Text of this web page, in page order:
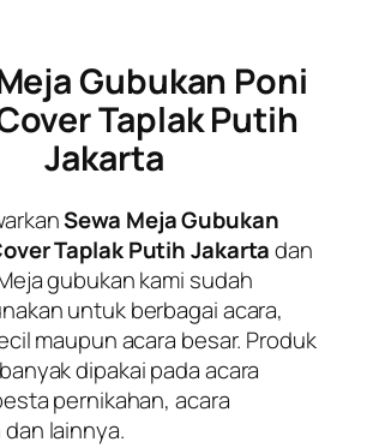
Gubukan Poni
Taplak Putih
Jakarta
Sewa Meja Gubukan
Taplak Putih Jakartadan
gubukan kami sudah
untuk berbagai acara,
maupun acara besar. Produk
dipakai pada acara
pernikahan, acara
lainnya.